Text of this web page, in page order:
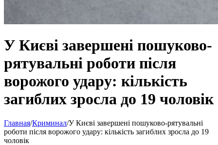
У Києві завершені пошуково-
рятувальні роботи після
ворожого удару: кількість
загиблих зросла до 19 чоловік
Главная/Криминал/У Києві завершені пошуково-рятувальні
роботи після ворожого удару: кількість загиблих зросла до 19
чоловік